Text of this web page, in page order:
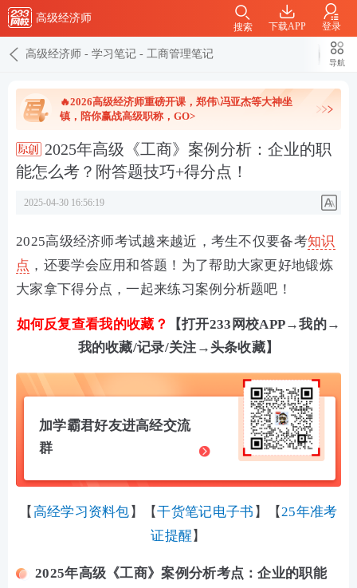
高级经济师
下载APP 登录
搜索
高级经济师 - 学习笔记 - 工商管理笔记
导航
🔥2026高级经济师重磅开课，郑伟\冯亚杰等大神坐
镇，陪你赢战高级职称，GO>
2025年高级《工商》案例分析：企业的职
能怎么考？附答题技巧+得分点！
2025-04-30 16:56:19
2025高级经济师考试越来越近，考生不仅要备考知识
点 ，还要学会应用和答题！为了帮助大家更好地锻炼
大家拿下得分点，一起来练习案例分析题吧！
如何反复查看我的收藏？
【打开233网校APP→我的→
我的收藏/记录/关注→头条收藏】
加学霸君好友进高经交流
群
【 高经学习资料包 】 【干货笔记电子书 】 【25年准考
证提醒 】
2025年高级《工商》案例分析考点：企业的职能